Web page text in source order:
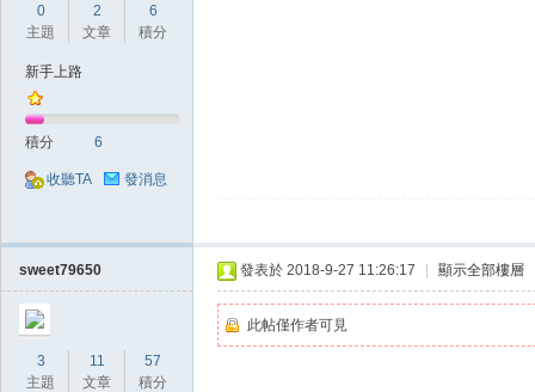
0
主題
2
文章
6
積分
新手上路
積分 6
收聽TA 發消息
sweet79650
3
主題
11
文章
57
積分
發表於 2018-9-27 11:26:17 顯示全部樓層
此帖僅作者可見